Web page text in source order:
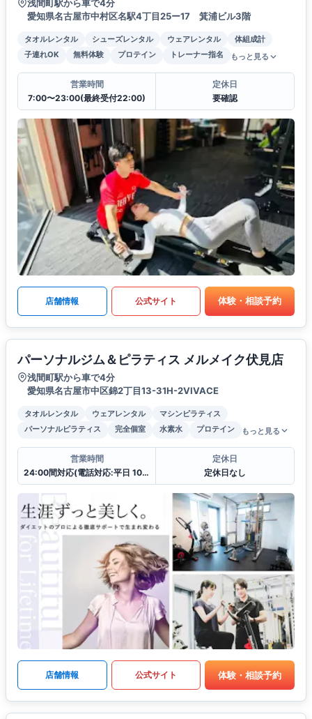
浅間町駅から車で4分
愛知県名古屋市中村区名駅4丁目25ー17 箕浦ビル3階
タオルレンタル シューズレンタル ウェアレンタル
体組成計
子連れOK
無料体験 プロテイン トレーナー指名 もっと見る
営業時間
7:00〜23:00(最終受付22:00)
定休日
要確認
店舗情報 公式サイト 体験・相談予約
パーソナルジム＆ピラティス メルメイク伏見店
浅間町駅から車で4分
愛知県名古屋市中区錦2丁目13-31H-2VIVACE
タオルレンタル ウェアレンタル
マシンピラティス
パーソナルピラティス
完全個室 水素水 プロテイン もっと見る
営業時間
24:00間対応(電話対応:平日 10:00〜19:00
定休日
定休日なし
店舗情報 公式サイト 体験・相談予約